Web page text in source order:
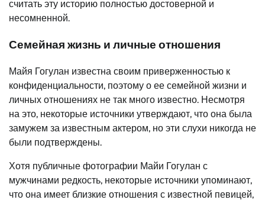
считать эту историю полностью достоверной и
несомненной.
Семейная жизнь и личные отношения
Майя Гогулан известна своим приверженностью к
конфиденциальности, поэтому о ее семейной жизни и
личных отношениях не так много известно. Несмотря
на это, некоторые источники утверждают, что она была
замужем за известным актером, но эти слухи никогда не
были подтверждены.
Хотя публичные фотографии Майи Гогулан с
мужчинами редкость, некоторые источники упоминают,
что она имеет близкие отношения с известной певицей,